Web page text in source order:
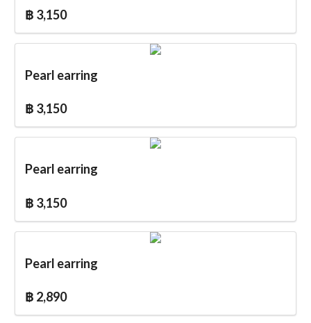
฿ 3,150
Pearl earring
฿ 3,150
Pearl earring
฿ 3,150
Pearl earring
฿ 2,890